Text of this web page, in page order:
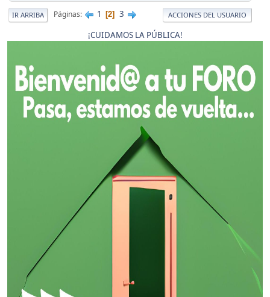
IR ARRIBA Páginas 1 2 3 ACCIONES DEL USUARIO
¡CUIDAMOS LA PÚBLICA!